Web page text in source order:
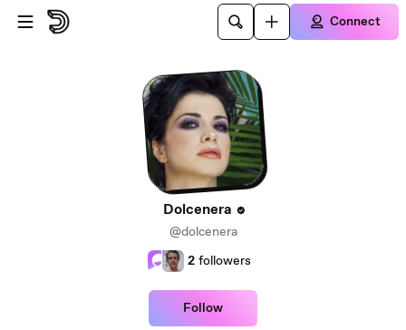
Skip to main content
Connect
Dolcenera
@dolcenera
2 followers
Follow